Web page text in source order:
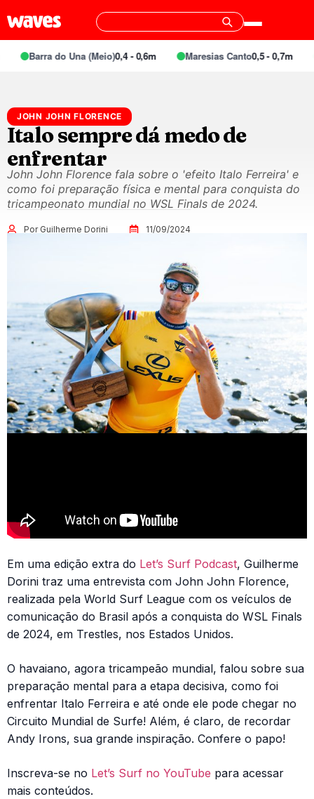
Barra do Una (Meio)0,4 - 0,6m Maresias Canto0,5 - 0,7m
JOHN JOHN FLORENCE
Italo sempre dá medo de
enfrentar
John John Florence fala sobre o 'efeito Italo Ferreira' e
como foi preparação física e mental para conquista do
tricampeonato mundial no WSL Finals de 2024.
Por Guilherme Dorini 11/09/2024
Em uma edição extra do Let’s Surf Podcast, Guilherme
Dorini traz uma entrevista com John John Florence,
realizada pela World Surf League com os veículos de
comunicação do Brasil após a conquista do WSL Finals
de 2024, em Trestles, nos Estados Unidos.
O havaiano, agora tricampeão mundial, falou sobre sua
preparação mental para a etapa decisiva, como foi
enfrentar Italo Ferreira e até onde ele pode chegar no
Circuito Mundial de Surfe! Além, é claro, de recordar
Andy Irons, sua grande inspiração. Confere o papo!
Inscreva-se no Let’s Surf no YouTube para acessar
mais conteúdos.